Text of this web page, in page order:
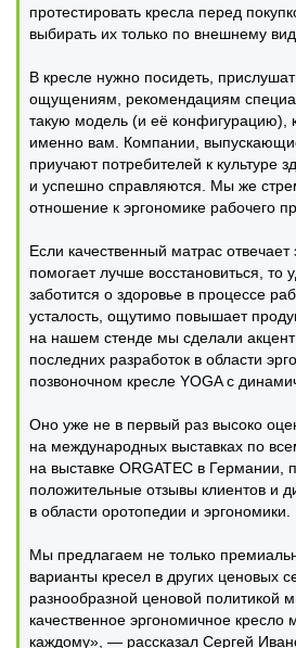
протестировать кресла перед
выбирать их только по внешнему
В кресле нужно посидеть,
ощущениям, рекомендациям
такую модель (и её конфигурацию),
именно вам. Компании,
приучают потребителей к культуре
и успешно справляются. Мы же
отношение к эргономике рабочего
Если качественный матрас отвечает
помогает лучше восстановиться, то
заботится о здоровье в процессе
усталость, ощутимо повышает
на нашем стенде мы сделали
последних разработок в области
позвоночном кресле YOGA с
Оно уже не в первый раз высоко
на международных выставках по
на выставке ORGATEC в Германии,
положительные отзывы клиентов и
в области оротопедии и эргономики.
Мы предлагаем не только
варианты кресел в других ценовых
разнообразной ценовой политикой
качественное эргономичное кресло
каждому», — рассказал Сергей